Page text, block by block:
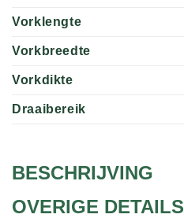
Vorklengte
Vorkbreedte
Vorkdikte
Draaibereik
BESCHRIJVING
OVERIGE DETAILS